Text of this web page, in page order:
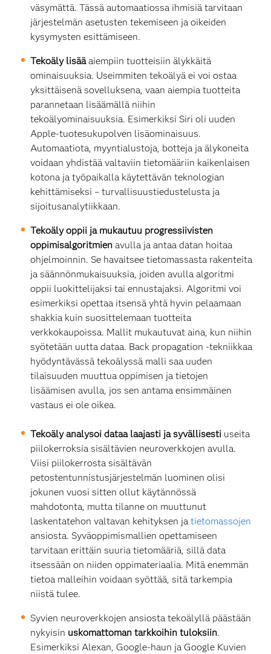
väsymättä. Tässä automaatiossa ihmisiä tarvitaan
järjestelmän asetusten tekemiseen ja oikeiden
kysymysten esittämiseen.
Tekoäly lisääaiempiin tuotteisiin älykkäitä
ominaisuuksia. Useimmiten tekoälyä ei voi ostaa
yksittäisenä sovelluksena, vaan aiempia tuotteita
parannetaan lisäämällä niihin
tekoälyominaisuuksia. Esimerkiksi Siri oli uuden
Apple-tuotesukupolven lisäominaisuus.
Automaatiota, myyntialustoja, botteja ja älykoneita
voidaan yhdistää valtaviin tietomääriin kaikenlaisen
kotona ja työpaikalla käytettävän teknologian
kehittämiseksi – turvallisuustiedustelusta ja
sijoitusanalytiikkaan.
Tekoäly oppii ja mukautuu progressiivisten
oppimisalgoritmien avulla ja antaa datan hoitaa
ohjelmoinnin. Se havaitsee tietomassasta rakenteita
ja säännönmukaisuuksia, joiden avulla algoritmi
oppii luokittelijaksi tai ennustajaksi. Algoritmi voi
esimerkiksi opettaa itsensä yhtä hyvin pelaamaan
shakkia kuin suosittelemaan tuotteita
verkkokaupoissa. Mallit mukautuvat aina, kun niihin
syötetään uutta dataa. Back propagation -tekniikkaa
hyödyntävässä tekoälyssä malli saa uuden
tilaisuuden muuttua oppimisen ja tietojen
lisäämisen avulla, jos sen antama ensimmäinen
vastaus ei ole oikea.
Tekoäly analysoi dataa laajasti ja syvällisesti useita
piilokerroksia sisältävien neuroverkkojen avulla.
Viisi piilokerrosta sisältävän
petostentunnistusjärjestelmän luominen olisi
jokunen vuosi sitten ollut käytännössä
mahdotonta, mutta tilanne on muuttunut
laskentatehon valtavan kehityksen jatietomassojen
ansiosta. Syväoppimismallien opettamiseen
tarvitaan erittäin suuria tietomääriä, sillä data
itsessään on niiden oppimateriaalia. Mitä enemmän
tietoa malleihin voidaan syöttää, sitä tarkempia
niistä tulee.
Syvien neuroverkkojen ansiosta tekoälyllä päästään
nykyisin uskomattoman tarkkoihin tuloksiin.
Esimerkiksi Alexan, Google-haun ja Google Kuvien